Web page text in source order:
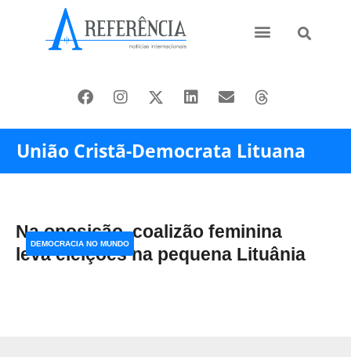
União Cristã-Democrata Lituana
Na oposição, coalizão feminina
leva eleições na pequena Lituânia
DEMOCRACIA NO MUNDO